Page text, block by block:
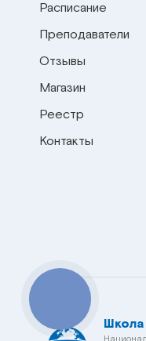
Расписание
Преподаватели
Отзывы
Магазин
Реестр
Контакты
Школа